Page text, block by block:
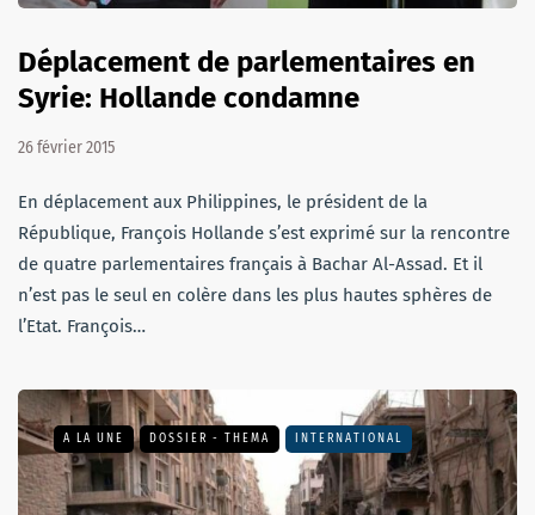
Déplacement de parlementaires en
Syrie: Hollande condamne
26 février 2015
En déplacement aux Philippines, le président de la
République, François Hollande s’est exprimé sur la rencontre
de quatre parlementaires français à Bachar Al-Assad. Et il
n’est pas le seul en colère dans les plus hautes sphères de
l’Etat. François…
A LA UNE DOSSIER - THEMA INTERNATIONAL